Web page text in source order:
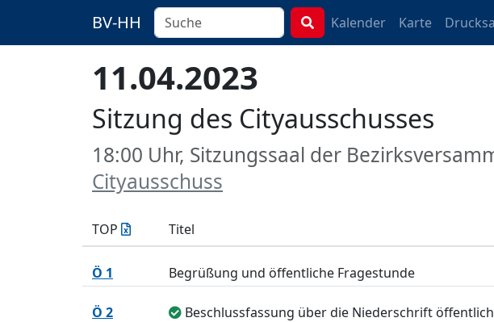
BV-HH Kalender Karte
11.04.2023
Sitzung des Cityausschusses
18:00 Uhr, Sitzungssaal der
Cityausschuss
TOP Titel
Ö 1 Begrüßung und öffentliche Fragestunde
Ö 2 Beschlussfassung über die Niederschrift